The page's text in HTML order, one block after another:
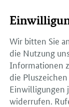
Wir bitten Sie
die Nutzung
Informationen
die
Einwilligungen
widerrufen.